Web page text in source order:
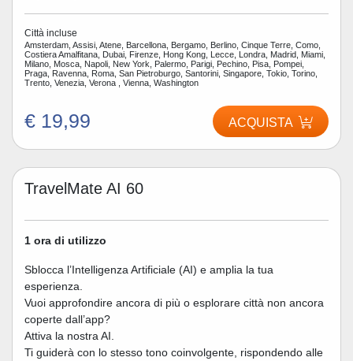
Città incluse
Amsterdam, Assisi, Atene, Barcellona, Bergamo, Berlino, Cinque Terre, Como,
Costiera Amalfitana, Dubai, Firenze, Hong Kong, Lecce, Londra, Madrid, Miami,
Milano, Mosca, Napoli, New York, Palermo, Parigi, Pechino, Pisa, Pompei,
Praga, Ravenna, Roma, San Pietroburgo, Santorini, Singapore, Tokio, Torino,
Trento, Venezia, Verona , Vienna, Washington
€ 19,99 ACQUISTA
TravelMate AI 60
1 ora di utilizzo
Sblocca l’Intelligenza Artificiale (AI) e amplia la tua
esperienza.
Vuoi approfondire ancora di più o esplorare città non ancora
coperte dall’app?
Attiva la nostra AI.
Ti guiderà con lo stesso tono coinvolgente, rispondendo alle